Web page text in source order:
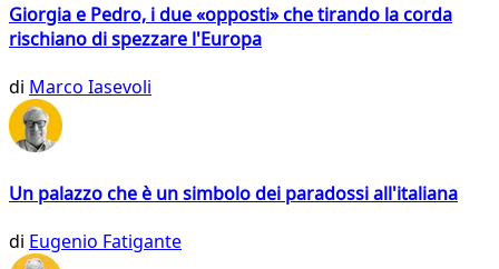
Giorgia e Pedro, i due «opposti» che tirando la corda
rischiano di spezzare l'Europa
di Marco Iasevoli
Un palazzo che è un simbolo dei paradossi all'italiana
di Eugenio Fatigante